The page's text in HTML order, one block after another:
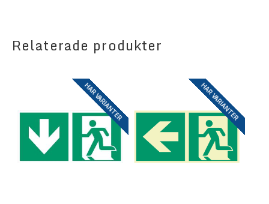
Relaterade produkter
HAR VARIANTER HAR VARIANTER